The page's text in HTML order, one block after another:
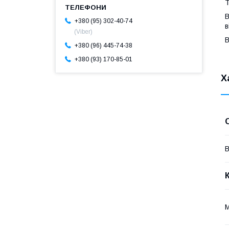
+380 (95) 302-40-74
(Viber)
+380 (96) 445-74-38
+380 (93) 170-85-01